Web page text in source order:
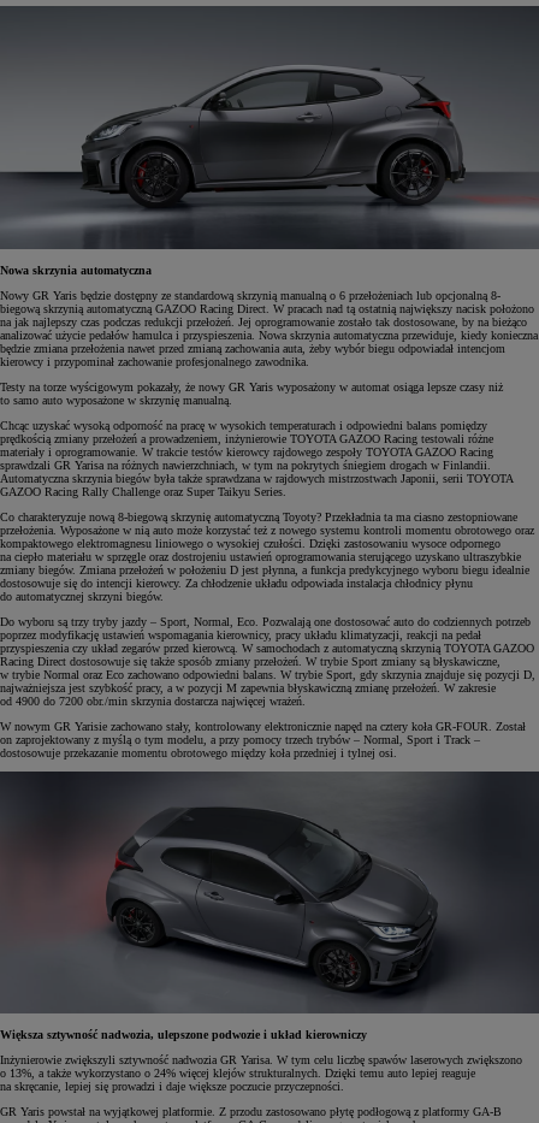
Nowa skrzynia automatyczna
Nowy GR Yaris będzie dostępny ze standardową skrzynią manualną o 6 przełożeniach lub opcjonalną 8-
biegową skrzynią automatyczną GAZOO Racing Direct. W pracach nad tą ostatnią największy nacisk położono
na jak najlepszy czas podczas redukcji przełożeń. Jej oprogramowanie zostało tak dostosowane, by na bieżąco
analizować użycie pedałów hamulca i przyspieszenia. Nowa skrzynia automatyczna przewiduje, kiedy konieczna
będzie zmiana przełożenia nawet przed zmianą zachowania auta, żeby wybór biegu odpowiadał intencjom
kierowcy i przypominał zachowanie profesjonalnego zawodnika.
Testy na torze wyścigowym pokazały, że nowy GR Yaris wyposażony w automat osiąga lepsze czasy niż
to samo auto wyposażone w skrzynię manualną.
Chcąc uzyskać wysoką odporność na pracę w wysokich temperaturach i odpowiedni balans pomiędzy
prędkością zmiany przełożeń a prowadzeniem, inżynierowie TOYOTA GAZOO Racing testowali różne
materiały i oprogramowanie. W trakcie testów kierowcy rajdowego zespoły TOYOTA GAZOO Racing
sprawdzali GR Yarisa na różnych nawierzchniach, w tym na pokrytych śniegiem drogach w Finlandii.
Automatyczna skrzynia biegów była także sprawdzana w rajdowych mistrzostwach Japonii, serii TOYOTA
GAZOO Racing Rally Challenge oraz Super Taikyu Series.
Co charakteryzuje nową 8-biegową skrzynię automatyczną Toyoty? Przekładnia ta ma ciasno zestopniowane
przełożenia. Wyposażone w nią auto może korzystać też z nowego systemu kontroli momentu obrotowego oraz
kompaktowego elektromagnesu liniowego o wysokiej czułości. Dzięki zastosowaniu wysoce odpornego
na ciepło materiału w sprzęgle oraz dostrojeniu ustawień oprogramowania sterującego uzyskano ultraszybkie
zmiany biegów. Zmiana przełożeń w położeniu D jest płynna, a funkcja predykcyjnego wyboru biegu idealnie
dostosowuje się do intencji kierowcy. Za chłodzenie układu odpowiada instalacja chłodnicy płynu
do automatycznej skrzyni biegów.
Do wyboru są trzy tryby jazdy – Sport, Normal, Eco. Pozwalają one dostosować auto do codziennych potrzeb
poprzez modyfikację ustawień wspomagania kierownicy, pracy układu klimatyzacji, reakcji na pedał
przyspieszenia czy układ zegarów przed kierowcą. W samochodach z automatyczną skrzynią TOYOTA GAZOO
Racing Direct dostosowuje się także sposób zmiany przełożeń. W trybie Sport zmiany są błyskawiczne,
w trybie Normal oraz Eco zachowano odpowiedni balans. W trybie Sport, gdy skrzynia znajduje się pozycji D,
najważniejsza jest szybkość pracy, a w pozycji M zapewnia błyskawiczną zmianę przełożeń. W zakresie
od 4900 do 7200 obr./min skrzynia dostarcza najwięcej wrażeń.
W nowym GR Yarisie zachowano stały, kontrolowany elektronicznie napęd na cztery koła GR-FOUR. Został
on zaprojektowany z myślą o tym modelu, a przy pomocy trzech trybów – Normal, Sport i Track –
dostosowuje przekazanie momentu obrotowego między koła przedniej i tylnej osi.
Większa sztywność nadwozia, ulepszone podwozie i układ kierowniczy
Inżynierowie zwiększyli sztywność nadwozia GR Yarisa. W tym celu liczbę spawów laserowych zwiększono
o 13%, a także wykorzystano o 24% więcej klejów strukturalnych. Dzięki temu auto lepiej reaguje
na skręcanie, lepiej się prowadzi i daje większe poczucie przyczepności.
GR Yaris powstał na wyjątkowej platformie. Z przodu zastosowano płytę podłogową z platformy GA-B